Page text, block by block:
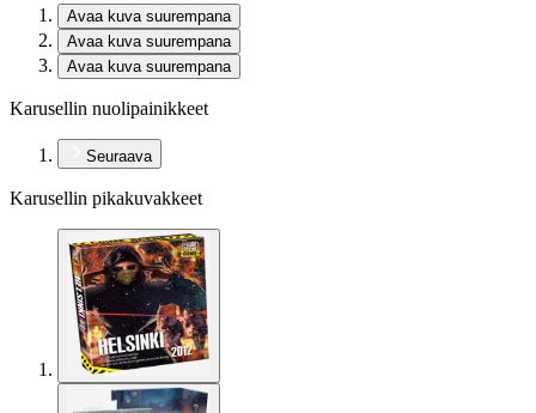
Avaa kuva suurempana
Avaa kuva suurempana
Avaa kuva suurempana
Karusellin nuolipainikkeet
Seuraava
Karusellin pikakuvakkeet